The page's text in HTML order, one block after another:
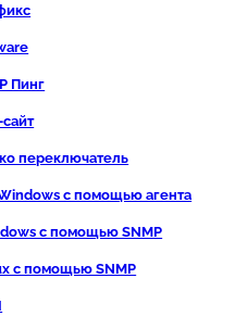
Пинг
переключатель
с помощью агента
с помощью SNMP
с помощью SNMP